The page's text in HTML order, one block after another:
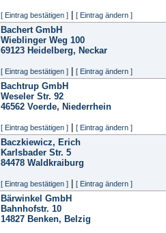
[ Eintrag bestätigen ] [ Eintrag ändern ]
Bachert GmbH
Wieblinger Weg 100
69123 Heidelberg, Neckar
[ Eintrag bestätigen ] [ Eintrag ändern ]
Bachtrup GmbH
Weseler Str. 92
46562 Voerde, Niederrhein
[ Eintrag bestätigen ] [ Eintrag ändern ]
Baczkiewicz, Erich
Karlsbader Str. 5
84478 Waldkraiburg
[ Eintrag bestätigen ] [ Eintrag ändern ]
Bärwinkel GmbH
Bahnhofstr. 10
14827 Benken, Belzig